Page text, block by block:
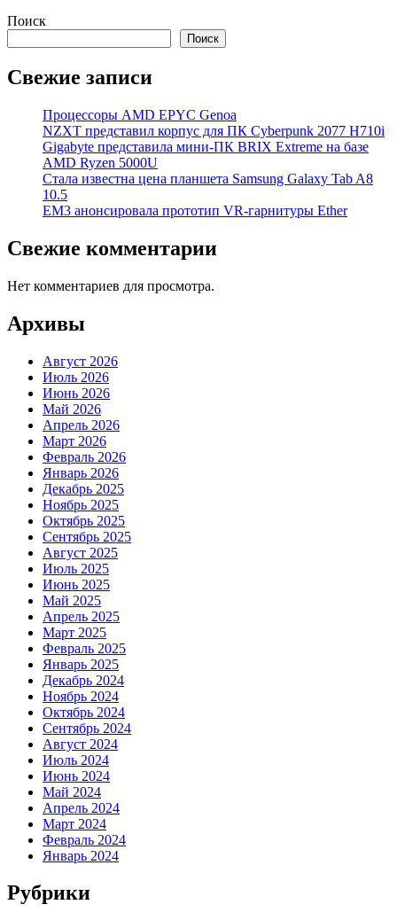
Поиск
Поиск
Свежие записи
Процессоры AMD EPYC Genoa
NZXT представил корпус для ПК Cyberpunk 2077 H710i
Gigabyte представила мини-ПК BRIX Extreme на базе
AMD Ryzen 5000U
Стала известна цена планшета Samsung Galaxy Tab A8
10.5
EM3 анонсировала прототип VR-гарнитуры Ether
Свежие комментарии
Нет комментариев для просмотра.
Архивы
Август 2026
Июль 2026
Июнь 2026
Май 2026
Апрель 2026
Март 2026
Февраль 2026
Январь 2026
Декабрь 2025
Ноябрь 2025
Октябрь 2025
Сентябрь 2025
Август 2025
Июль 2025
Июнь 2025
Май 2025
Апрель 2025
Март 2025
Февраль 2025
Январь 2025
Декабрь 2024
Ноябрь 2024
Октябрь 2024
Сентябрь 2024
Август 2024
Июль 2024
Июнь 2024
Май 2024
Апрель 2024
Март 2024
Февраль 2024
Январь 2024
Рубрики